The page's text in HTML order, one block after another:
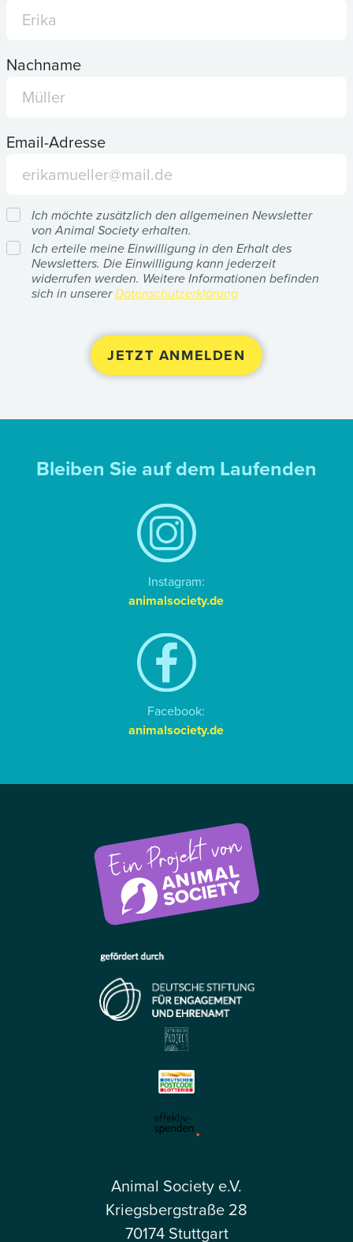
Nachname
Email-Adresse
Ich möchte zusätzlich den allgemeinen Newsletter
von Animal Society erhalten.
Ich erteile meine Einwilligung in den Erhalt des
Newsletters. Die Einwilligung kann jederzeit
widerrufen werden. Weitere Informationen befinden
sich in unsererDatenschutzerklärung
Bleiben Sie auf dem Laufenden
Instagram:
animalsociety.de
Facebook:
animalsociety.de
Animal Society e.V.
Kriegsbergstraße 28
70174 Stuttgart